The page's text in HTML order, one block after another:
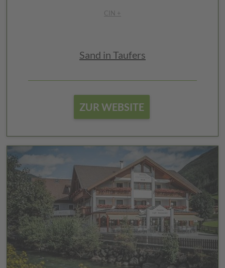
CIN +
Sand in Taufers
ZUR WEBSITE